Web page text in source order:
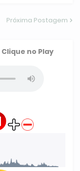
Próxima Postagem
Clique no Play